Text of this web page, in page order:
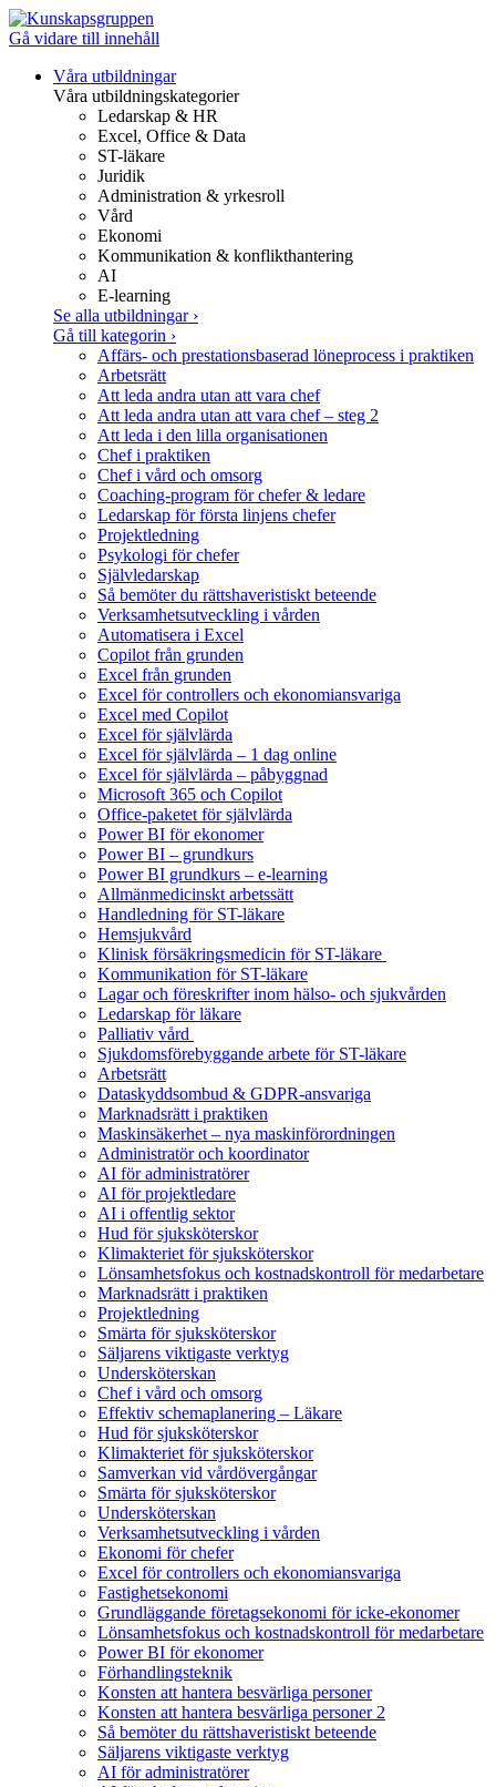
Gå vidare till innehåll
Våra utbildningar
Våra utbildningskategorier
Ledarskap & HR
Excel, Office & Data
ST-läkare
Juridik
Administration & yrkesroll
Vård
Ekonomi
Kommunikation & konflikthantering
AI
E-learning
Se alla utbildningar ›
Gå till kategorin ›
Affärs- och prestationsbaserad löneprocess i praktiken
Arbetsrätt
Att leda andra utan att vara chef
Att leda andra utan att vara chef – steg 2
Att leda i den lilla organisationen
Chef i praktiken
Chef i vård och omsorg
Coaching-program för chefer & ledare
Ledarskap för första linjens chefer
Projektledning
Psykologi för chefer
Självledarskap
Så bemöter du rättshaveristiskt beteende
Verksamhetsutveckling i vården
Automatisera i Excel
Copilot från grunden
Excel från grunden
Excel för controllers och ekonomiansvariga
Excel med Copilot
Excel för självlärda
Excel för självlärda – 1 dag online
Excel för självlärda – påbyggnad
Microsoft 365 och Copilot
Office-paketet för självlärda
Power BI för ekonomer
Power BI – grundkurs
Power BI grundkurs – e-learning
Allmänmedicinskt arbetssätt
Handledning för ST-läkare
Hemsjukvård
Klinisk försäkringsmedicin för ST-läkare
Kommunikation för ST-läkare
Lagar och föreskrifter inom hälso- och sjukvården
Ledarskap för läkare
Palliativ vård
Sjukdomsförebyggande arbete för ST-läkare
Arbetsrätt
Dataskyddsombud & GDPR-ansvariga
Marknadsrätt i praktiken
Maskinsäkerhet – nya maskinförordningen
Administratör och koordinator
AI för administratörer
AI för projektledare
AI i offentlig sektor
Hud för sjuksköterskor
Klimakteriet för sjuksköterskor
Lönsamhetsfokus och kostnadskontroll för medarbetare
Marknadsrätt i praktiken
Projektledning
Smärta för sjuksköterskor
Säljarens viktigaste verktyg
Undersköterskan
Chef i vård och omsorg
Effektiv schemaplanering – Läkare
Hud för sjuksköterskor
Klimakteriet för sjuksköterskor
Samverkan vid vårdövergångar
Smärta för sjuksköterskor
Undersköterskan
Verksamhetsutveckling i vården
Ekonomi för chefer
Excel för controllers och ekonomiansvariga
Fastighetsekonomi
Grundläggande företagsekonomi för icke-ekonomer
Lönsamhetsfokus och kostnadskontroll för medarbetare
Power BI för ekonomer
Förhandlingsteknik
Konsten att hantera besvärliga personer
Konsten att hantera besvärliga personer 2
Så bemöter du rättshaveristiskt beteende
Säljarens viktigaste verktyg
AI för administratörer